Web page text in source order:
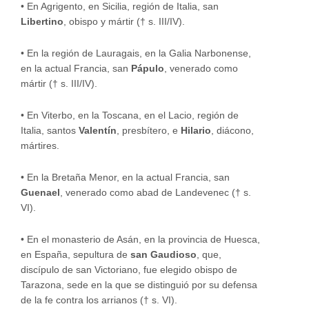
• En Agrigento, en Sicilia, región de Italia, san
Libertino , obispo y mártir († s. III/IV).
• En la región de Lauragais, en la Galia Narbonense,
en la actual Francia, san Pápulo , venerado como
mártir († s. III/IV).
• En Viterbo, en la Toscana, en el Lacio, región de
Italia, santos Valentín , presbítero, e Hilario , diácono,
mártires.
• En la Bretaña Menor, en la actual Francia, san
Guenael
, venerado como abad de Landevenec († s.
VI).
• En el monasterio de Asán, en la provincia de Huesca,
en España, sepultura de san Gaudioso , que,
discípulo de san Victoriano, fue elegido obispo de
Tarazona, sede en la que se distinguió por su defensa
de la fe contra los arrianos († s. VI).